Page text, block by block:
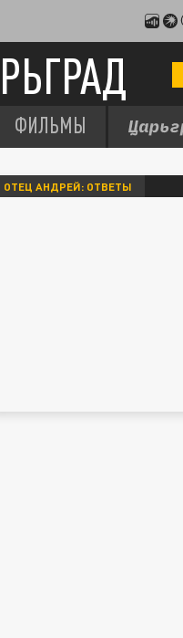
ФИЛЬМЫ
ОТЕЦ АНДРЕЙ: ОТВЕТЫ